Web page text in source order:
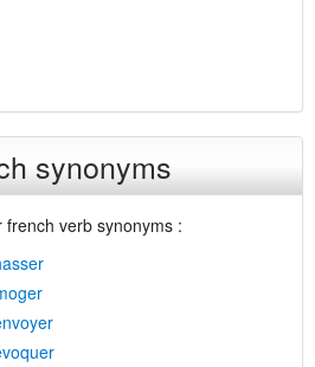
synonyms
verb synonyms :